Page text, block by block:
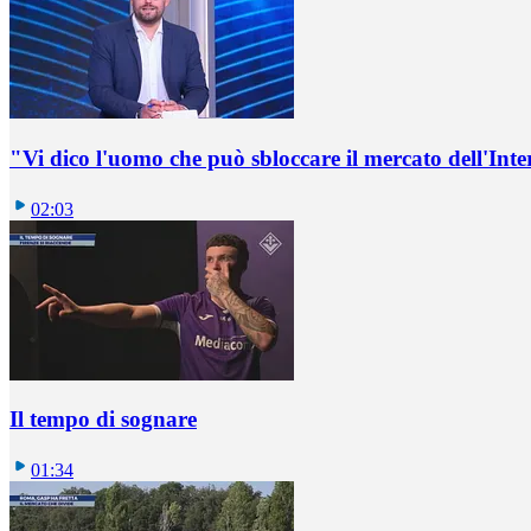
"Vi dico l'uomo che può sbloccare il mercato
02:03
Il tempo di sognare
01:34